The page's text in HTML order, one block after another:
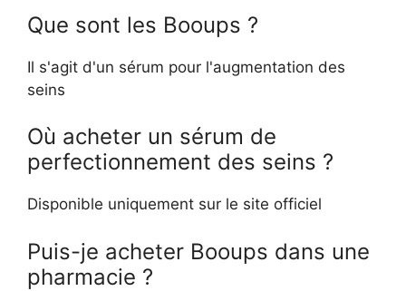
Que sont les Booups ?
Il s'agit d'un sérum pour l'augmentation des
seins
Où acheter un sérum de
perfectionnement des seins ?
Disponible uniquement sur le site officiel
Puis-je acheter Booups dans une
pharmacie ?